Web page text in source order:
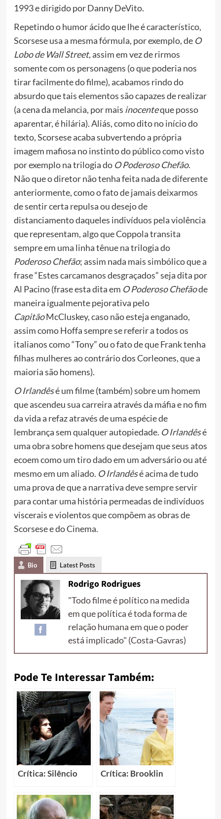
1993 e dirigido por Danny DeVito.
Repetindo o humor ácido que lhe é característico,
Scorsese usa a mesma fórmula, por exemplo, de O
Lobo de Wall Street, assim em vez de rirmos
somente com os personagens (o que poderia nos
tirar facilmente do filme), acabamos rindo do
absurdo que tais elementos são capazes de realizar
(a cena da melancia, por mais inocenteque posso
aparentar, é hilária). Aliás, como dito no início do
texto, Scorsese acaba subvertendo a própria
imagem mafiosa no instinto do público como visto
por exemplo na trilogia do O Poderoso Chefão.
Não que o diretor não tenha feita nada de diferente
anteriormente, como o fato de jamais deixarmos
de sentir certa repulsa ou desejo de
distanciamento daqueles indivíduos pela violência
que representam, algo que Coppola transita
sempre em uma linha tênue na trilogia do
Poderoso Chefão; assim nada mais simbólico que a
frase “Estes carcamanos desgraçados” seja dita por
Al Pacino (frase esta dita em O Poderoso Chefãode
maneira igualmente pejorativa pelo
CapitãoMcCluskey, caso não esteja enganado,
assim como Hoffa sempre se referir a todos os
italianos como “Tony” ou o fato de que Frank tenha
filhas mulheres ao contrário dos Corleones, que a
maioria são homens).
O Irlandêsé um filme (também) sobre um homem
que ascendeu sua carreira através da máfia e no fim
da vida a refaz através de uma espécie de
lembrança sem qualquer autopiedade. O Irlandêsé
uma obra sobre homens que desejam que seus atos
ecoem como um tiro dado em um adversário ou até
mesmo em um aliado. O Irlandêsé acima de tudo
uma prova de que a narrativa deve sempre servir
para contar uma história permeadas de indivíduos
viscerais e violentos que compõem as obras de
Scorsese e do Cinema.
Bio Latest Posts
Rodrigo Rodrigues
"Todo filme é político na medida
em que política é toda forma de
relação humana em que o poder
está implicado" (Costa-Gavras)
Pode Te Interessar Também:
Crítica: Silêncio Crítica: Brooklin